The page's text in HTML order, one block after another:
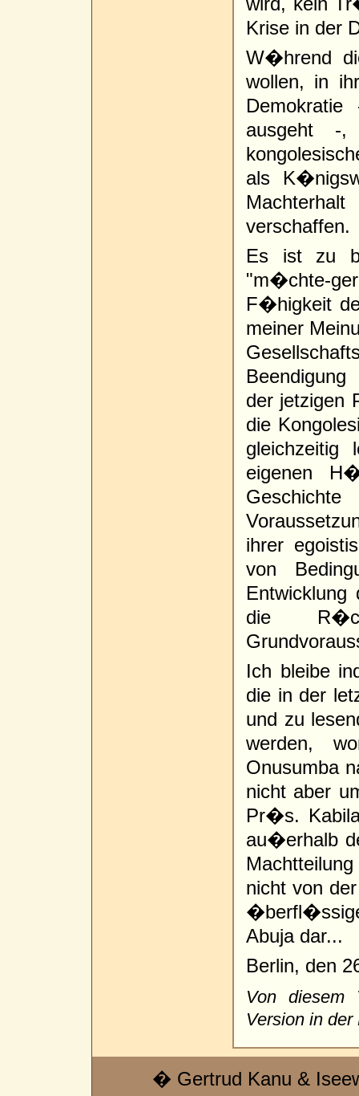
Krise in der
W�hrend
wollen, in
ausgeht -
als
verschaffen.
Es ist zu
"m�chte-
F�higkeit
meiner
der jetzigen
die
gleichzeitig
eigenen
ihrer
von
die
Ich bleibe
die in der
und zu
werden,
Onusumba
nicht aber
Pr�s.
au�erhalb
nicht von
Abuja dar...
Berlin, den
Von diesem
Version in
� Gertrud Kanu &